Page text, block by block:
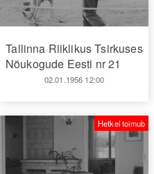
Tallinna Riiklikus Tsirkuses
Nõukogude Eesti nr 21
02.01.1956 12:00
Hetkel toimub